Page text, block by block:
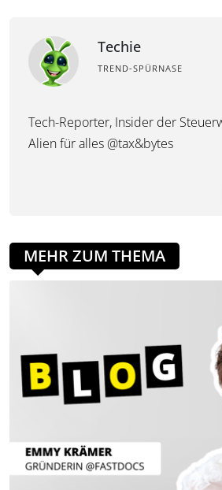
Techie
TREND-SPÜRNASE
Tech-Reporter, Insider der
Alien für alles @tax&bytes
MEHR ZUM THEMA